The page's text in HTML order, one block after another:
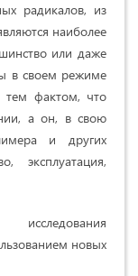
радикалов, из
наиболее
или даже
в своем режиме
тем фактом, что
а он, в свою
и других
эксплуатация,
новых